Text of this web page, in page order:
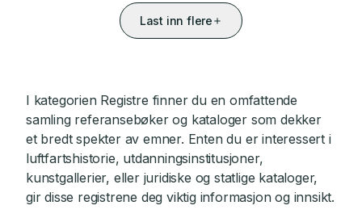
Last inn flere
I kategorien Registre finner du en omfattende
samling referansebøker og kataloger som dekker
et bredt spekter av emner. Enten du er interessert i
luftfartshistorie, utdanningsinstitusjoner,
kunstgallerier, eller juridiske og statlige kataloger,
gir disse registrene deg viktig informasjon og innsikt.